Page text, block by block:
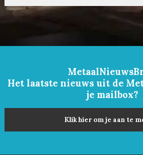
Het laatste nieuws uit de
je mailbox?
Klik hier om je aan te